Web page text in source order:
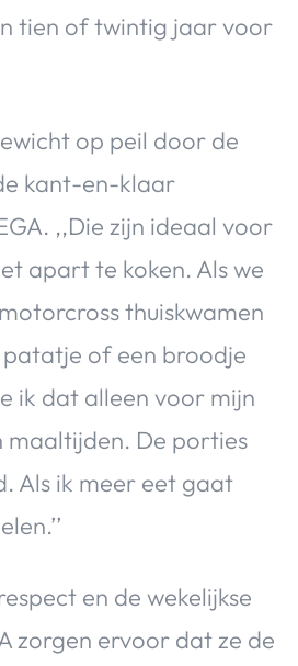
tien of twintig jaar voor
op peil door de
kant-en-klaar
,,Die zijn ideaal voor
apart te koken. Als we
thuiskwamen
of een broodje
ik dat alleen voor mijn
maaltijden. De porties
Als ik meer eet gaat
en de wekelijkse
zorgen ervoor dat ze de